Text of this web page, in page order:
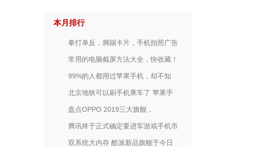
本月排行
拳打单反，脚踢卡片，手机拍照广告
常用的电脑截屏方法大全，快收藏！
99%的人都用过苹果手机，却不知
北京地铁可以刷手机乘车了 苹果手
盘点OPPO 2019三大旗舰，
腾讯终于正式确定要进军游戏手机市
双系统大内存 酷派新品旗舰于今日